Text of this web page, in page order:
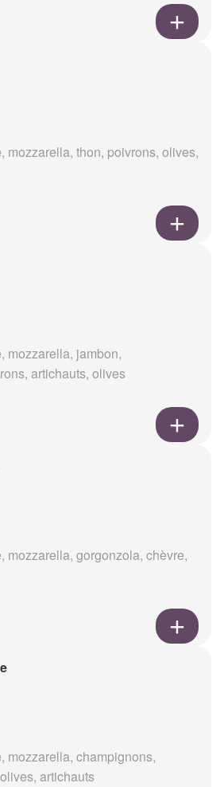
mozzarella, thon, poivrons, olives,
mozzarella, jambon,
artichauts, olives
mozzarella, gorgonzola, chèvre,
mozzarella, champignons,
artichauts